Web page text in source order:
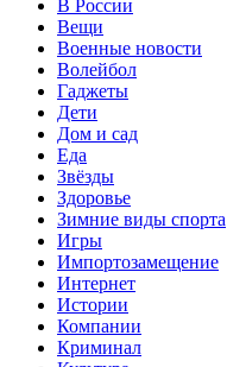
В России
Вещи
Военные новости
Волейбол
Гаджеты
Дети
Дом и сад
Еда
Звёзды
Здоровье
Зимние виды спорта
Игры
Импортозамещение
Интернет
Истории
Компании
Криминал